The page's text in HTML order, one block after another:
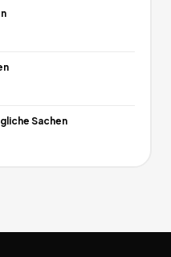
Sachen